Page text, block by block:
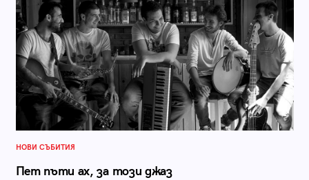
НОВИ СЪБИТИЯ
Пет пъти ах, за този джаз